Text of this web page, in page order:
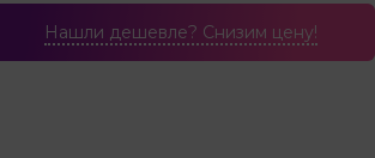
Нашли дешевле? Cнизим цену!